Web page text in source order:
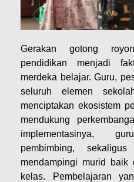
Gerakan gotong
pendidikan menjadi
merdeka belajar. Guru,
seluruh elemen
menciptakan ekosistem
mendukung
implementasinya,
pembimbing,
mendampingi murid
kelas. Pembelajaran